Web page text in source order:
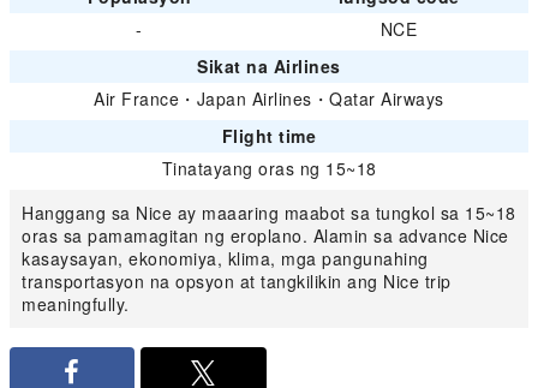
-
NCE
Sikat na Airlines
Air France ・ Japan Airlines ・Qatar Airways
Flight time
Tinatayang oras ng 15~18
Hanggang sa Nice ay maaaring maabot sa tungkol sa 15~18
oras sa pamamagitan ng eroplano. Alamin sa advance Nice
kasaysayan, ekonomiya, klima, mga pangunahing
transportasyon na opsyon at tangkilikin ang Nice trip
meaningfully.